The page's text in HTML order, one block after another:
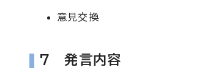
意見交換
7 発言内容